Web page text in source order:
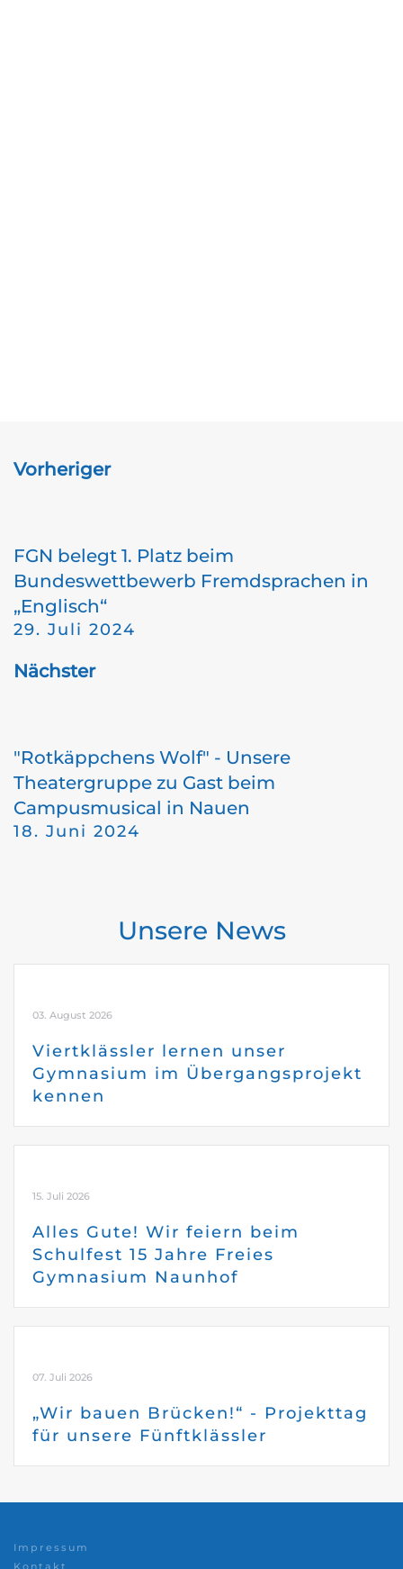
Vorheriger
FGN belegt 1. Platz beim
Bundeswettbewerb Fremdsprachen in
„Englisch“
29. Juli 2024
Nächster
"Rotkäppchens Wolf" - Unsere
Theatergruppe zu Gast beim
Campusmusical in Nauen
18. Juni 2024
Unsere News
03. August 2026
Viertklässler lernen unser
Gymnasium im Übergangsprojekt
kennen
15. Juli 2026
Alles Gute! Wir feiern beim
Schulfest 15 Jahre Freies
Gymnasium Naunhof
07. Juli 2026
„Wir bauen Brücken!“ - Projekttag
für unsere Fünftklässler
Impressum
Kontakt